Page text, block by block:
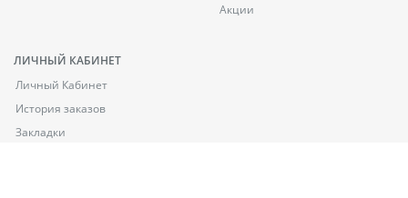
Акции
ЛИЧНЫЙ КАБИНЕТ
Личный Кабинет
История заказов
Закладки